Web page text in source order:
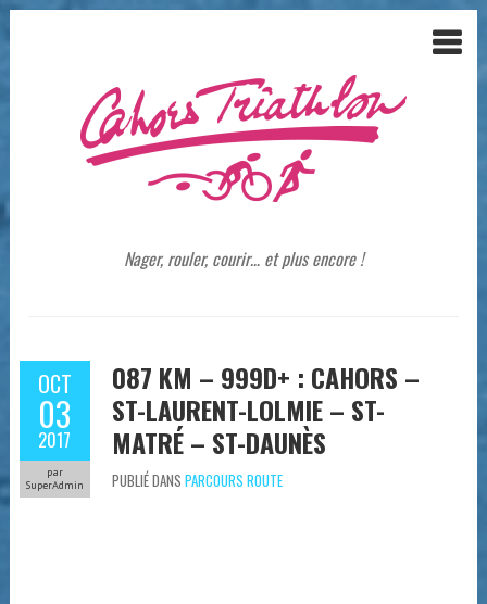
Nager, rouler, courir… et plus encore !
OCT
03
2017
par
SuperAdmin
087 KM – 999D+ : CAHORS –
ST-LAURENT-LOLMIE – ST-
MATRÉ – ST-DAUNÈS
PUBLIÉ DANS PARCOURS ROUTE